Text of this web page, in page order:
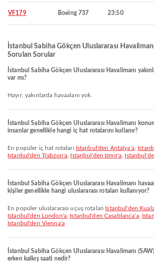
VF179 Boeing 737 23:50
İstanbul Sabiha Gökçen Uluslararası
Sorulan Sorular
İstanbul Sabiha Gökçen Uluslararası Havalimanı
var mı?
Hayır, yakınlarda havaalanı yok.
İstanbul Sabiha Gökçen Uluslararası Havalimanı
insanlar genellikle hangi iç hat rotalarını kullanır?
En popüler iç hat rotaları Istanbul'den Antalya'a,
Istanbul'den Trabzon'a Istanbul'den Izmir'a
İstanbul Sabiha Gökçen Uluslararası Havalimanı
kişiler genellikle hangi uluslararası rotaları kullanıyor?
En popüler uluslararası uçuş rotaları Istanbul'den
Istanbul'den London'a, Istanbul'den Casablanca'a,
Istanbul'den Vienna'a
İstanbul Sabiha Gökçen Uluslararası Havalimanı
erken kalkış saati nedir?